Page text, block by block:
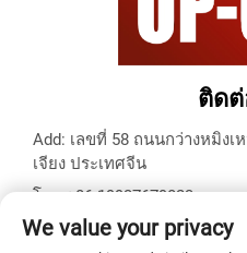
ติดต่
Add: เลขที่ 58 ถนนกว่างหมิง
เจียง ประเทศจีน
โทร:+86-19937679823
อีเมล:[email protected]
We value your privacy